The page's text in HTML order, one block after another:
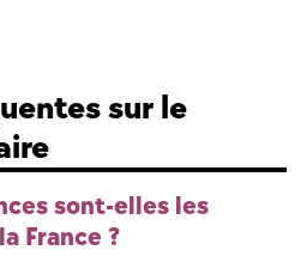
sur le
sont-elles les
France ?